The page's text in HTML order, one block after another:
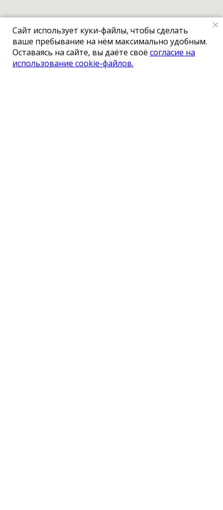
Сайт использует куки-файлы, чтобы сделать
ваше пребывание на нём максимально удобным.
Оставаясь на сайте, вы даёте своё согласие на
использование cookie-файлов.